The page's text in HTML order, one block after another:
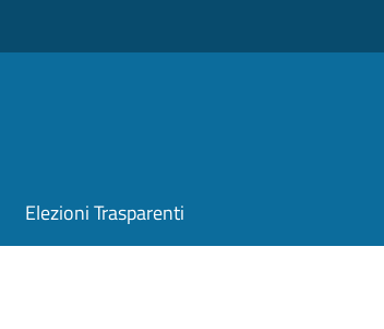
Elezioni Trasparenti